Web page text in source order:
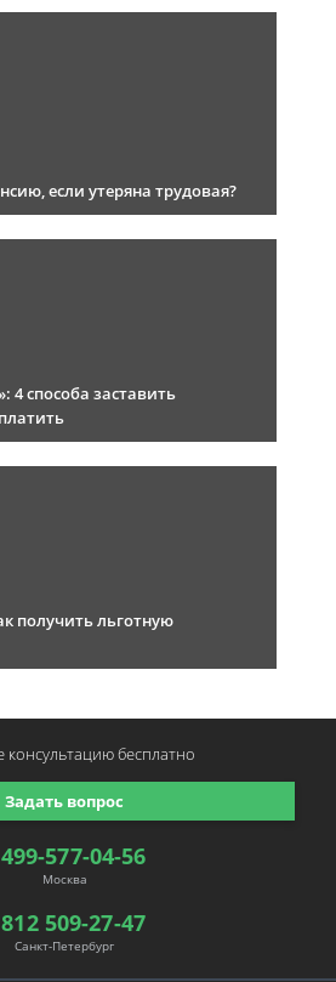
если утеряна трудовая?
4 способа заставить
получить льготную
577-04-56
Москва
509-27-47
Санкт-Петербург
Задать вопрос
консультациюбесплатно